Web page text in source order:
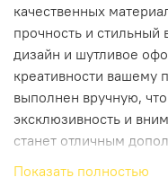
качественных
прочность и
дизайн и шутливое
креативности вашему
выполнен вручную,
эксклюзивность и
станет отличным
нотку юмора и
Показать полностью